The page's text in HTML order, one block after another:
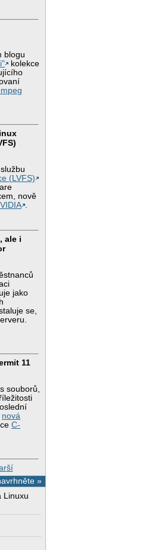
blogu
kolekce
(LVFS)
nově
.
ale i
jako
se,
11
souborů,
nová
C-
»
Linuxu